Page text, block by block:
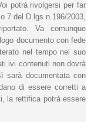
potrà rivolgersi per far
7 del D.lgs n.196/2003,
Va comunque
documento con fede
nel tempo nel suo
ivi contenuti non dovrà
sarà documentata con
di essere corretti a
la rettifica potrà essere